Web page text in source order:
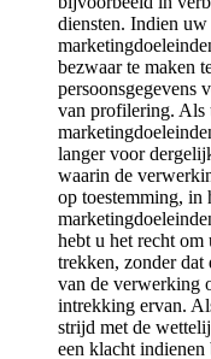
diensten. Indien
bezwaar te maken
persoonsgegevens
van profilering. Als
langer voor
waarin de
op toestemming, in
hebt u het recht
trekken, zonder dat
van de verwerking
intrekking ervan.
strijd met de
een klacht